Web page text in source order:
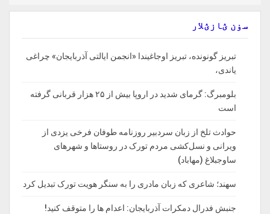
سۏن ؽازؽلار
تبریز گونونده، تبریز اوجاغیندا «انجمن ایالتی آذربایجان» چراغی
یاندی،
بلومبرگ: گرمای شدید در اروپا بیش از ۲۵ هزار قربانی گرفته
است
حوادث تلخ از زبان سردبیر روزنامه‌ طوفان فرخی یزدی از
ویرانی و نسل‌کشی مردم تورک در روستاها و شهرهای
ساوجبلاغ (مهاباد)
سهند؛ شاعری که زبان مادری را به سنگر هویت تورک تبدیل کرد
جنبش فدرال دمکرات آذربایجان: اعدام ها را‌ متوقف‌ کنید!